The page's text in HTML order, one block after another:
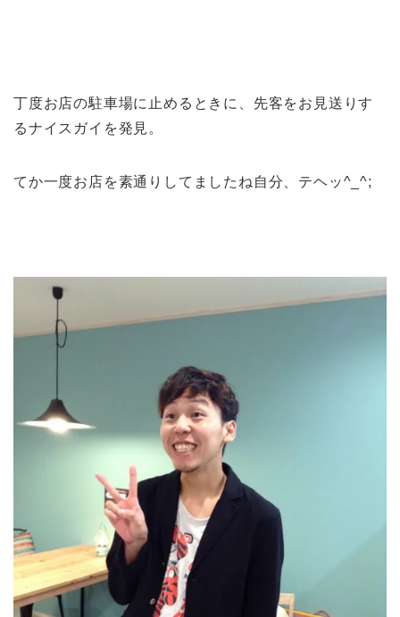
丁度お店の駐車場に止めるときに、先客をお見送りす
るナイスガイを発見。
てか一度お店を素通りしてましたね自分、テヘッ^_^;